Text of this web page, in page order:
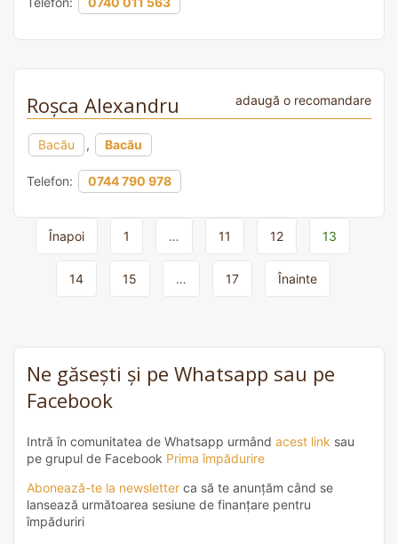
Roșca Alexandru adaugă o recomandare
Bacău , Bacău
Telefon: 0744 790 978
Page
Înapoi 1 … 11 12 13
14 15 … 17 Înainte
Ne găsești și pe Whatsapp sau pe
Facebook
Intră în comunitatea de Whatsapp urmând acest link sau
pe grupul de Facebook Prima împădurire
Abonează-te la newsletter ca să te anunțăm când se
lansează următoarea sesiune de finanțare pentru
împăduriri